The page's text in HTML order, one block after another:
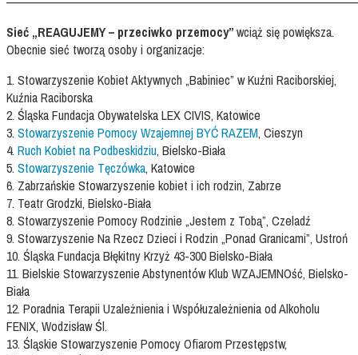
Sieć „REAGUJEMY – przeciwko przemocy”wciąż się powiększa.
Obecnie sieć tworzą osoby i organizacje:
1. Stowarzyszenie Kobiet Aktywnych „Babiniec” w Kuźni Raciborskiej,
Kuźnia Raciborska
2. Śląska Fundacja Obywatelska LEX CIVIS, Katowice
3. Stowarzyszenie Pomocy Wzajemnej BYĆ RAZEM, Cieszyn
4. Ruch Kobiet na Podbeskidziu, Bielsko-Biała
5. Stowarzyszenie Tęczówka, Katowice
6. Zabrzańskie Stowarzyszenie kobiet i ich rodzin, Zabrze
7. Teatr Grodzki, Bielsko-Biała
8. Stowarzyszenie Pomocy Rodzinie „Jestem z Tobą”, Czeladź
9. Stowarzyszenie Na Rzecz Dzieci i Rodzin „Ponad Granicami”, Ustroń
10. Śląska Fundacja Błękitny Krzyż 43-300 Bielsko-Biała
11. Bielskie Stowarzyszenie Abstynentów Klub WZAJEMNOść, Bielsko-
Biała
12. Poradnia Terapii Uzależnienia i Współuzależnienia od Alkoholu
FENIX, Wodzisław Śl.
13. Śląskie Stowarzyszenie Pomocy Ofiarom Przestępstw,